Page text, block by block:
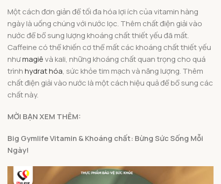
Một cách đơn giản để tối đa hóa lợi ích của vitamin hàng
ngày là uống chúng với nước lọc. Thêm chất điện giải vào
nước để bổ sung lượng khoáng chất thiết yếu đã mất.
Caffeine có thể khiến cơ thể mất các khoáng chất thiết yếu
nhưmagiêvà kali, những khoáng chất quan trọng cho quá
trìnhhydrat hóa, sức khỏe tim mạch và năng lượng. Thêm
chất điện giải vào nước là một cách hiệu quả để bổ sung các
chất này.
MỜI BẠN XEM THÊM:
Big Gymlife Vitamin & Khoáng chất: Bừng Sức Sống Mỗi
Ngày!